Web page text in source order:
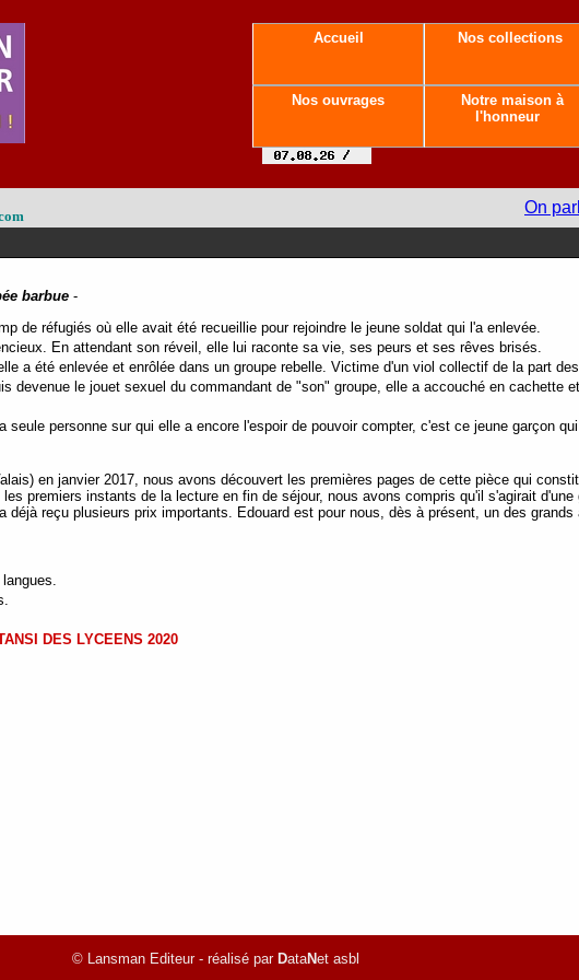
Accueil Nos collections
Nos ouvrages
Notre maison à
l'honneur
On
barbue -
de réfugiés où elle avait été recueillie pour rejoindre le jeune soldat qui l'a enlevée.
En attendant son réveil, elle lui raconte sa vie, ses peurs et ses rêves brisés.
a été enlevée et enrôlée dans un groupe rebelle. Victime d'un viol collectif de la part
devenue le jouet sexuel du commandant de "son" groupe, elle a accouché en cachette
seule personne sur qui elle a encore l'espoir de pouvoir compter, c'est ce jeune garçon
en janvier 2017, nous avons découvert les premières pages de cette pièce qui
les premiers instants de la lecture en fin de séjour, nous avons compris qu'il s'agirait
déjà reçu plusieurs prix importants. Edouard est pour nous, dès à présent, un des grands
DES LYCEENS 2020
© Lansman Editeur - réalisé par DataNet asbl